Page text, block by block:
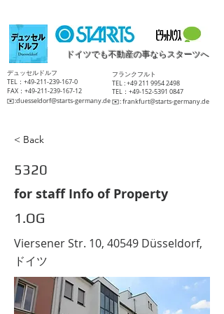
ドイツでも不動産の事ならスターツへ
​デュッセルドルフ
TEL：+49-211-239-167-0
FAX：+49-211-239-167-12
​✉️:duesseldorf@starts-germany.de
​フランクフルト
TEL :+49 211 9954 2498
TEL：+49-152-5391 0847
​✉️:frankfurt@starts-germany.de
< Back
5320
for staff Info of Property
1.OG
Viersener Str. 10, 40549 Düsseldorf,
ドイツ